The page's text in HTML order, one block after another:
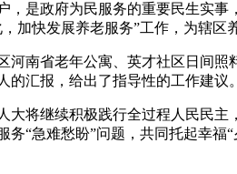
是政府为民服务的重要民生实事
加快发展养老服务”工作，为辖区
南省老年公寓、英才社区日间照
的汇报，给出了指导性的工作建
继续积极践行全过程人民民主
务“急难愁盼”问题，共同托起幸福“